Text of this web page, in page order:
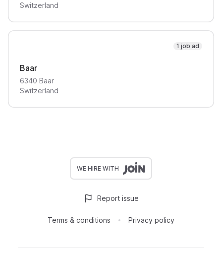
Switzerland
1 job ad
Baar
6340 Baar
Switzerland
WE HIRE WITH
Terms & conditions Privacy policy
Report issue